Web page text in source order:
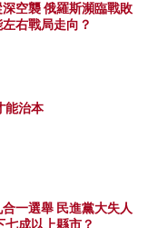
空襲 俄羅斯瀕臨戰敗
右戰局走向？
能治本
一選舉 民進黨大失人
七成以上縣市？